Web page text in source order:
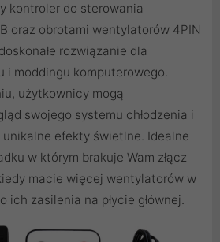
kontroler do sterowania
oraz obrotami wentylatorów 4PIN
rozwiązanie dla
i moddingu komputerowego.
użytkownicy mogą
swojego systemu chłodzenia i
efekty świetlne. Idealne
w którym brakuje Wam złącz
macie więcej wentylatorów w
ich zasilenia na płycie głównej.